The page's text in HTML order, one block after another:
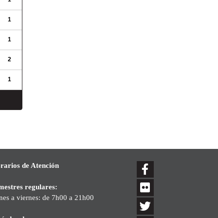
1
1
2
1
de Atención
regulares:
a viernes: de 7h00 a 21h00